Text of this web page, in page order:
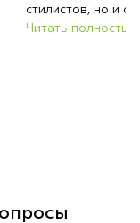
стилистов, но и
красивых
Читать полностью